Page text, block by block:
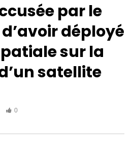
par le
déployé
sur la
satellite
0